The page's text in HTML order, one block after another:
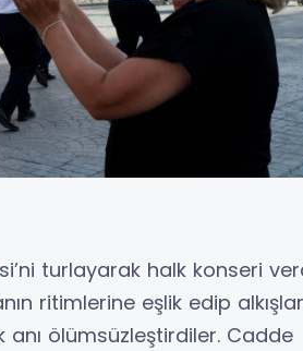
turlayarak halk konseri
ritimlerine eşlik edip
ölümsüzleştirdiler. Cadde